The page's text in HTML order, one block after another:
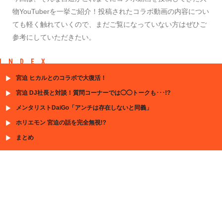
物YouTuberを一挙ご紹介！投稿されたコラボ動画の内容につい
ても軽く触れていくので、まだご覧になっていない方はぜひご
参考にしていただきたい。
INDEX
宮迫 ヒカルとのコラボで大復活！
宮迫 DJ社長と対談！質問コーナーでは◯◯トークも･･･!?
メンタリストDaiGo「アンチは存在しないと同義」
ホリエモン 宮迫の話を完全無視!?
まとめ